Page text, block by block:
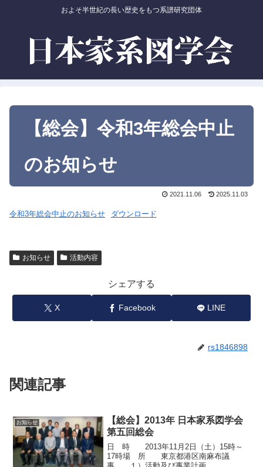
およそ半世紀の長い歴史をもつ系譜研究団体
【総会】令和3年総会中止
のお知らせ
2021.11.06 2025.11.03
令和3年総会中止のお知らせ ダウンロード
お知らせ 活動内容
シェアする
X Facebook LINE
rs1846898
関連記事
お知らせ
【総会】2013年 日本家系図学会
第五回総会
日 時 2013年11月2日（土）15時～
17時場 所 東京都港区南麻布議